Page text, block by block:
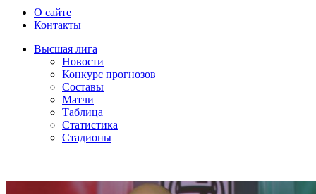
О сайте
Контакты
Высшая лига
Новости
Конкурс прогнозов
Составы
Матчи
Таблица
Статистика
Стадионы